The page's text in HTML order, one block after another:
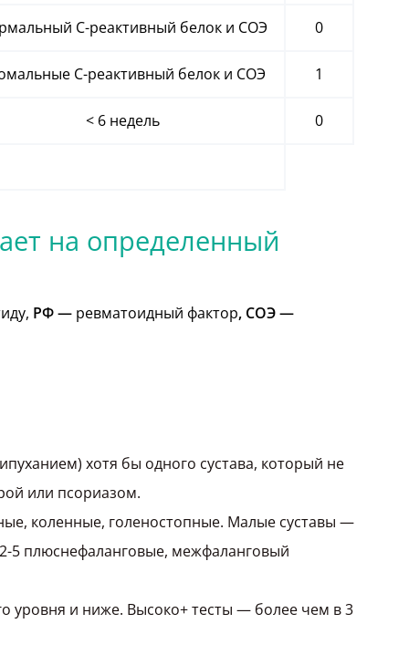
С-реактивный белок и СОЭ 0
С-реактивный белок и СОЭ 1
< 6 недель 0
на определенный
РФ — ревматоидный фактор, СОЭ —
хотя бы одного сустава, который не
или псориазом.
коленные, голеностопные. Малые суставы —
5 плюснефаланговые, межфаланговый
уровня и ниже. Высоко+ тесты — более чем в 3